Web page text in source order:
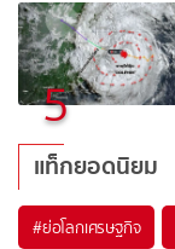
5
แท็กยอดนิยม
#ย่อโลกเศรษฐกิจ